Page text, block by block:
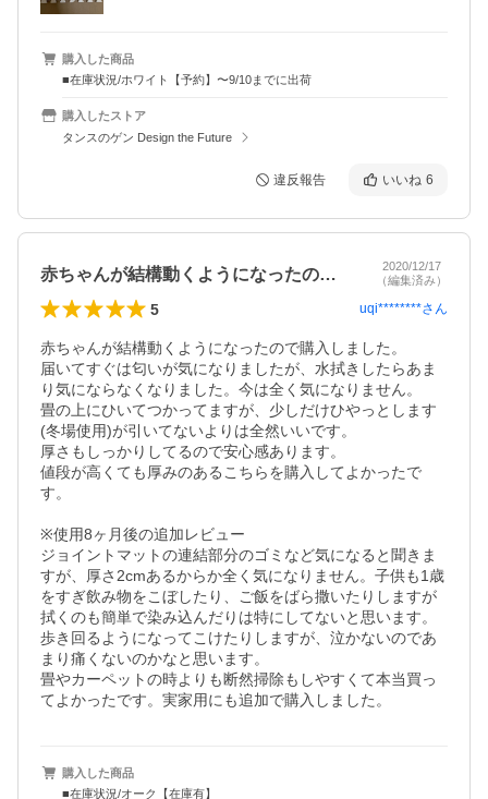
購入した商品
■在庫状況/ホワイト【予約】〜9/10までに出荷
購入したストア
タンスのゲン Design the Future
違反報告 いいね 6
赤ちゃんが結構動くようになったので購入…
2020/12/17
（編集済み）
5 uqi********さん
赤ちゃんが結構動くようになったので購入しました。
届いてすぐは匂いが気になりましたが、水拭きしたらあま
り気にならなくなりました。今は全く気になりません。
畳の上にひいてつかってますが、少しだけひやっとします
(冬場使用)が引いてないよりは全然いいです。
厚さもしっかりしてるので安心感あります。
値段が高くても厚みのあるこちらを購入してよかったで
す。
※使用8ヶ月後の追加レビュー
ジョイントマットの連結部分のゴミなど気になると聞きま
すが、厚さ2cmあるからか全く気になりません。子供も1歳
をすぎ飲み物をこぼしたり、ご飯をばら撒いたりしますが
拭くのも簡単で染み込んだりは特にしてないと思います。
歩き回るようになってこけたりしますが、泣かないのであ
まり痛くないのかなと思います。
畳やカーペットの時よりも断然掃除もしやすくて本当買っ
てよかったです。実家用にも追加で購入しました。
購入した商品
■在庫状況/オーク【在庫有】